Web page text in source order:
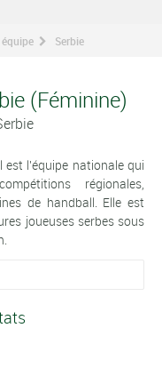
Serbie
(Féminine)
est l'équipe nationale qui
régionales,
de handball. Elle est
joueuses serbes sous